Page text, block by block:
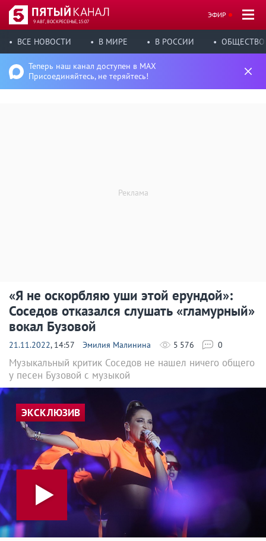
9 АВГ, ВОСКРЕСЕНЬЕ, 15:07
ЭФИР
ВСЕ НОВОСТИ В МИРЕ В РОССИИ ОБЩЕСТВО
Теперь наш канал доступен в MAX
Присоединяйтесь, не теряйтесь!
«Я не оскорбляю уши этой ерундой»:
Соседов отказался слушать «гламурный»
вокал Бузовой
21.11.2022, 14:57 Эмилия Малинина 5 576 0
Музыкальный критик Соседов не нашел ничего общего
у песен Бузовой с музыкой
ЭКСКЛЮЗИВ